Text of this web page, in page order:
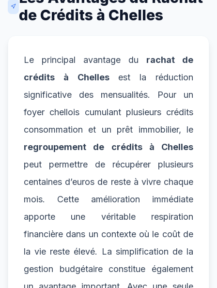
de Crédits à Chelles
Le principal avantage du rachat de
crédits à Chellesest la réduction
significative des mensualités. Pour un
foyer chellois cumulant plusieurs crédits
consommation et un prêt immobilier, le
regroupement de crédits à Chelles
peut permettre de récupérer plusieurs
centaines d’euros de reste à vivre chaque
mois. Cette amélioration immédiate
apporte une véritable respiration
financière dans un contexte où le coût de
la vie reste élevé. La simplification de la
gestion budgétaire constitue également